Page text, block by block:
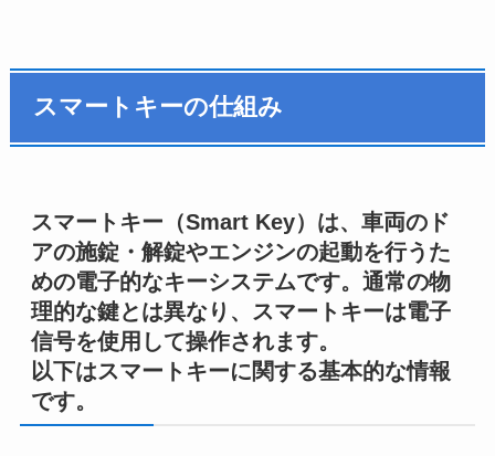
スマートキーの仕組み
スマートキー（Smart Key）は、車両のド
アの施錠・解錠やエンジンの起動を行うた
めの電子的なキーシステムです。通常の物
理的な鍵とは異なり、スマートキーは電子
信号を使用して操作されます。
以下はスマートキーに関する基本的な情報
です。